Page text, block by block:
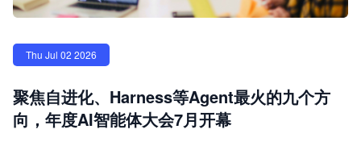
Thu Jul 02 2026
聚焦自进化、Harness等Agent最火的九个方
向，年度AI智能体大会7月开幕